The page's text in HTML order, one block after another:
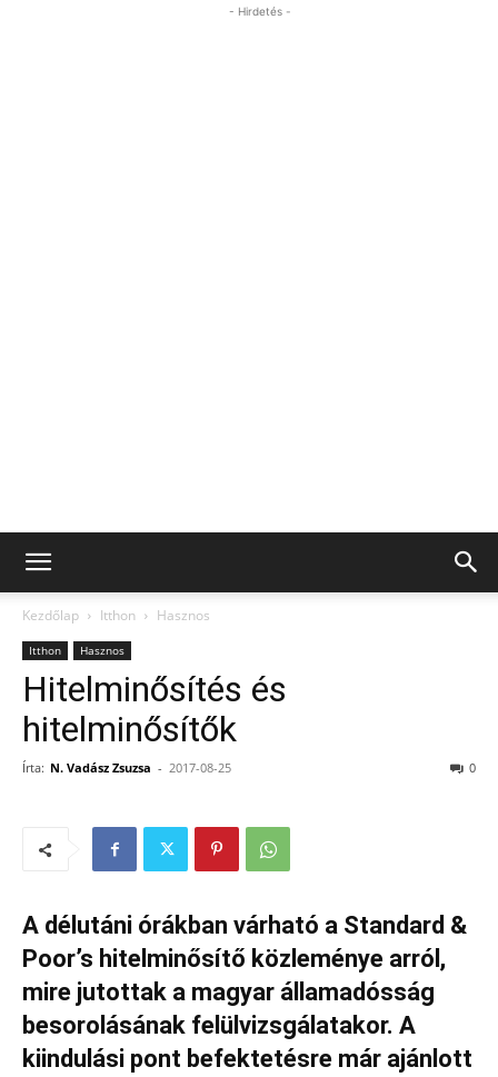
- Hirdetés -
Kezdőlap Itthon Hasznos
Itthon Hasznos
Hitelminősítés és
hitelminősítők
Írta: N. Vadász Zsuzsa - 2017-08-25 0
A délutáni órákban várható a Standard &
Poor’s hitelminősítő közleménye arról,
mire jutottak a magyar államadósság
besorolásának felülvizsgálatakor. A
kiindulási pont befektetésre már ajánlott